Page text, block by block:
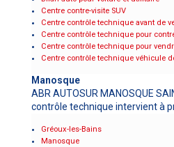
Centre contre-visite SUV
Centre contrôle technique avant de
Centre contrôle technique pour
Centre contrôle technique pour
Centre contrôle technique véhicule
Manosque
ABR AUTOSUR MANOSQUE
contrôle technique intervient à
Gréoux-les-Bains
Manosque